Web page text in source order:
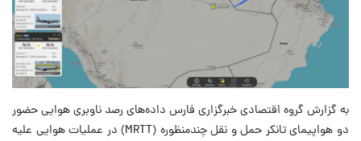
به گزارش گروه اقتصادی خبرگزاری فارس داده‌های رصد ناوبری هوایی حضور
دو هواپیمای تانکر حمل و نقل چندمنظوره (MRTT) در عملیات هوایی علیه